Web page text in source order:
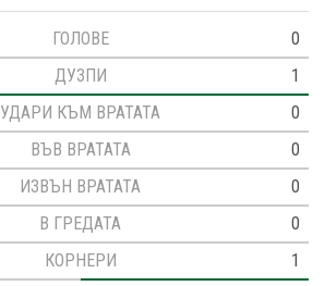
ГОЛОВЕ
0
ДУЗПИ
1
УДАРИ КЪМ ВРАТАТА
0
ВЪВ ВРАТАТА
0
ИЗВЪН ВРАТАТА
0
В ГРЕДАТА
0
КОРНЕРИ
1